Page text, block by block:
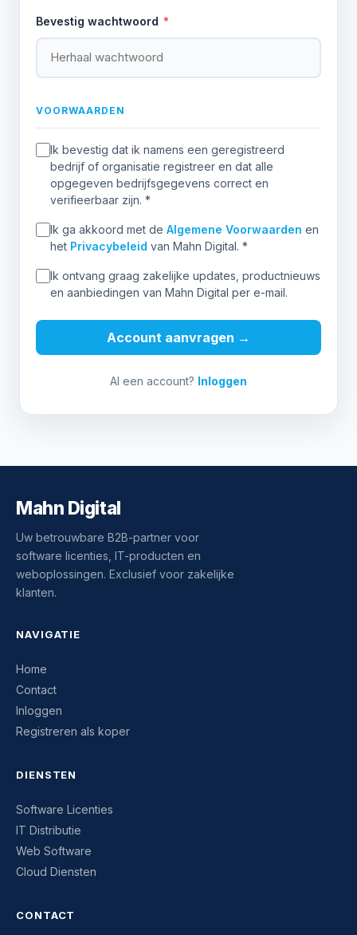
Bevestig wachtwoord *
VOORWAARDEN
Ik bevestig dat ik namens een geregistreerd
bedrijf of organisatie registreer en dat alle
opgegeven bedrijfsgegevens correct en
verifieerbaar zijn. *
Ik ga akkoord met de Algemene Voorwaarden en
het Privacybeleid van Mahn Digital. *
Ik ontvang graag zakelijke updates, productnieuws
en aanbiedingen van Mahn Digital per e-mail.
Account aanvragen →
Al een account? Inloggen
Mahn Digital
Uw betrouwbare B2B-partner voor
software licenties, IT-producten en
weboplossingen. Exclusief voor zakelijke
klanten.
NAVIGATIE
Home
Contact
Inloggen
Registreren als koper
DIENSTEN
Software Licenties
IT Distributie
Web Software
Cloud Diensten
CONTACT